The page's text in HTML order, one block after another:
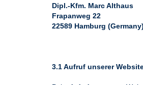
Dipl.-Kfm. Marc Althaus
Frapanweg 22
22589 Hamburg (Germany)
3.1 Aufruf unserer